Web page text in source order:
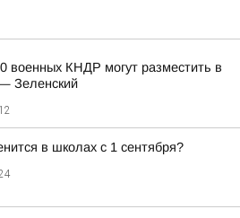
военных КНДР могут разместить в
Зеленский
в школах с 1 сентября?